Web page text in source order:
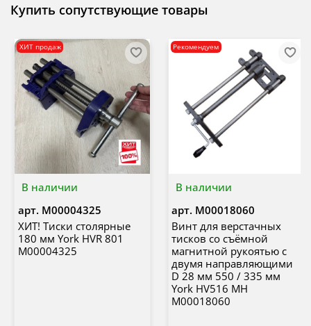
Купить сопутствующие товары
В наличии
ХИТ продаж
арт. М00004325
ХИТ! Тиски столярные
180 мм York HVR 801
М00004325
В наличии
Рекомендуем
арт. М00018060
Винт для верстачных
тисков со съёмной
магнитной рукоятью с
двумя направляющими
D 28 мм 550 / 335 мм
York HV516 MH
М00018060